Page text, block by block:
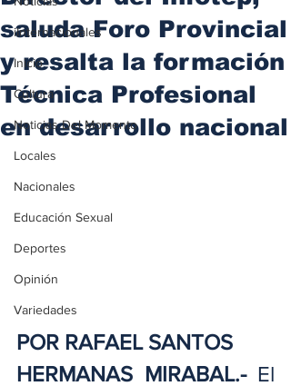
iInternacionales
Inicio
Cultura
Noticias Del Momento
Locales
Nacionales
Educación Sexual
Deportes
Opinión
Variedades
saluda Foro Provincial
y resalta la formación
Técnica Profesional
en desarrollo nacional
POR RAFAEL SANTOS
HERMANAS MIRABAL.- El